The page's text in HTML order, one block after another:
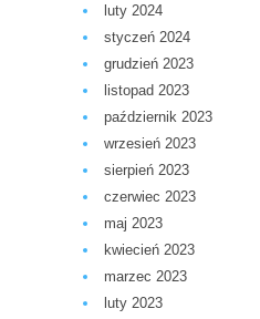
luty 2024
styczeń 2024
grudzień 2023
listopad 2023
październik 2023
wrzesień 2023
sierpień 2023
czerwiec 2023
maj 2023
kwiecień 2023
marzec 2023
luty 2023